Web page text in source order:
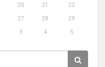
20 21
22
27 28
29
3 4 5